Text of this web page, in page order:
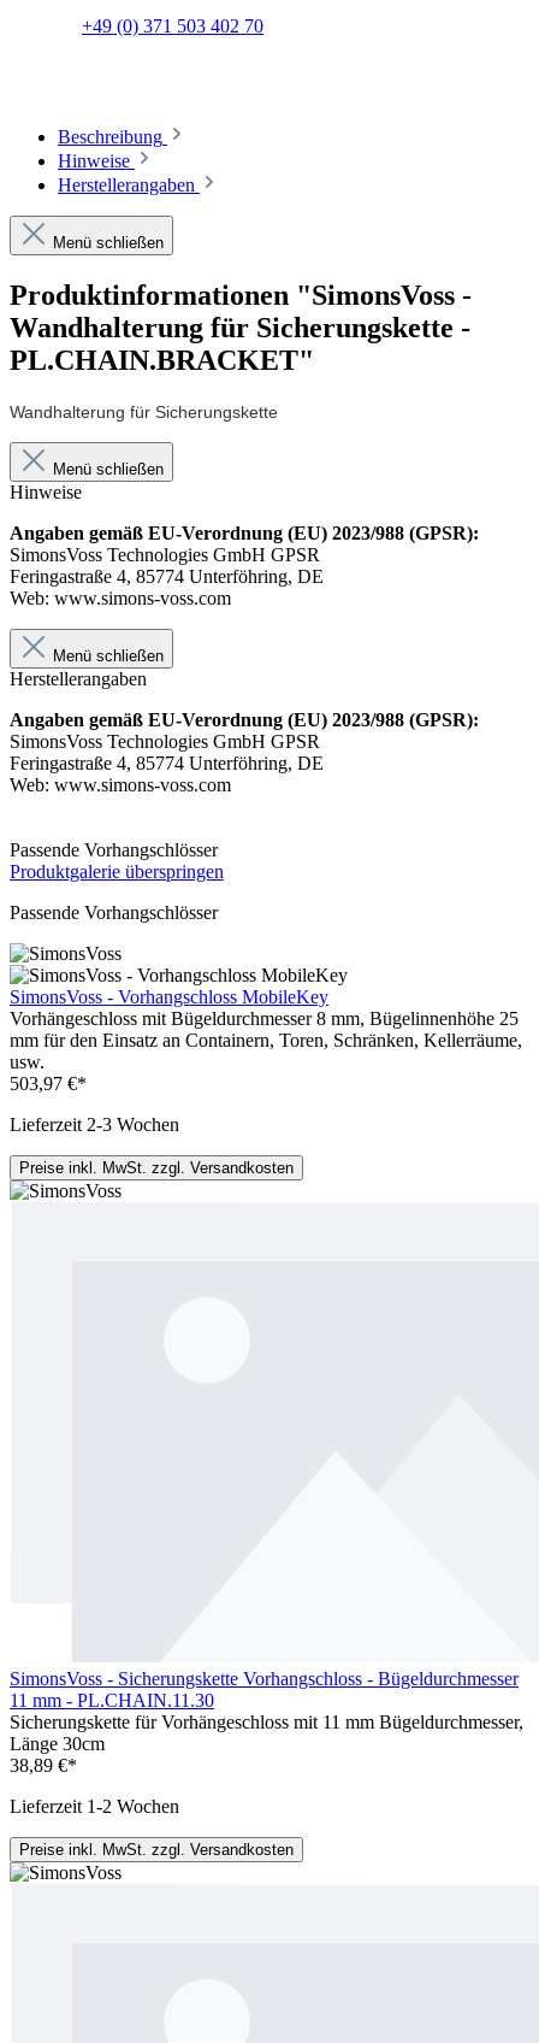
+49 (0) 371 503 402 70
Beschreibung
Hinweise
Herstellerangaben
Menü schließen
Produktinformationen "SimonsVoss -
Wandhalterung für Sicherungskette -
PL.CHAIN.BRACKET"
Wandhalterung für Sicherungskette
Menü schließen
Hinweise
Angaben gemäß EU-Verordnung (EU) 2023/988 (GPSR):
SimonsVoss Technologies GmbH GPSR
Feringastraße 4, 85774 Unterföhring, DE
Web: www.simons-voss.com
Menü schließen
Herstellerangaben
Angaben gemäß EU-Verordnung (EU) 2023/988 (GPSR):
SimonsVoss Technologies GmbH GPSR
Feringastraße 4, 85774 Unterföhring, DE
Web: www.simons-voss.com
Passende Vorhangschlösser
Produktgalerie überspringen
Passende Vorhangschlösser
SimonsVoss - Vorhangschloss MobileKey
Vorhängeschloss mit Bügeldurchmesser 8 mm, Bügelinnenhöhe 25
mm für den Einsatz an Containern, Toren, Schränken, Kellerräume,
usw.
503,97 €*
Lieferzeit 2-3 Wochen
Preise inkl. MwSt. zzgl. Versandkosten
SimonsVoss - Sicherungskette Vorhangschloss - Bügeldurchmesser
11 mm - PL.CHAIN.11.30
Sicherungskette für Vorhängeschloss mit 11 mm Bügeldurchmesser,
Länge 30cm
38,89 €*
Lieferzeit 1-2 Wochen
Preise inkl. MwSt. zzgl. Versandkosten